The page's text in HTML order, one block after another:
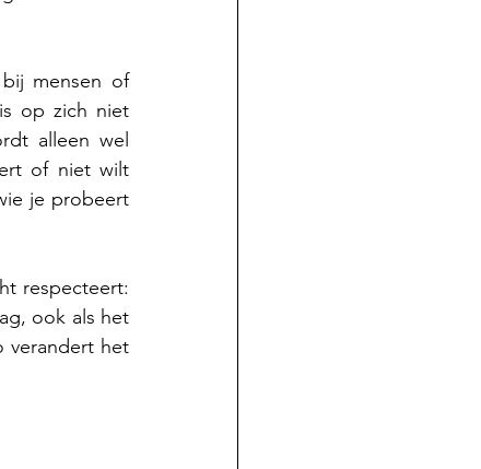
mensen of
op zich niet
alleen wel
of niet wilt
je probeert
respecteert:
ook als het
verandert het